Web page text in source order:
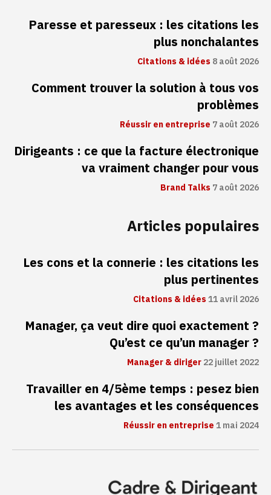
Paresse et paresseux : les citations les
plus nonchalantes
Citations & idées8 août 2026
Comment trouver la solution à tous vos
problèmes
Réussir en entreprise 7 août 2026
Dirigeants : ce que la facture électronique
va vraiment changer pour vous
Brand Talks7 août 2026
Articles populaires
Les cons et la connerie : les citations les
plus pertinentes
Citations & idées11 avril 2026
Manager, ça veut dire quoi exactement ?
Qu’est ce qu’un manager ?
Manager & diriger22 juillet 2022
Travailler en 4/5ème temps : pesez bien
les avantages et les conséquences
Réussir en entreprise1 mai 2024